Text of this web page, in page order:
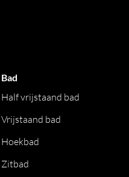
Bad
Half vrijstaand bad
Vrijstaand bad
Hoekbad
Zitbad